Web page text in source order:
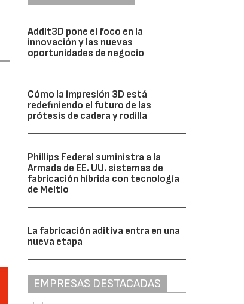
Addit3D pone el foco en la
innovación y las nuevas
oportunidades de negocio
Cómo la impresión 3D está
redefiniendo el futuro de las
prótesis de cadera y rodilla
Phillips Federal suministra a la
Armada de EE. UU. sistemas de
fabricación híbrida con tecnología
de Meltio
La fabricación aditiva entra en una
nueva etapa
EMPRESAS DESTACADAS